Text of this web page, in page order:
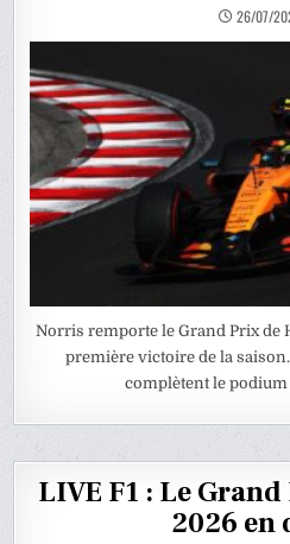
26/07/
Norris remporte le Grand Prix de
première victoire de la
complètent le
LIVE F1 : Le
2026 en